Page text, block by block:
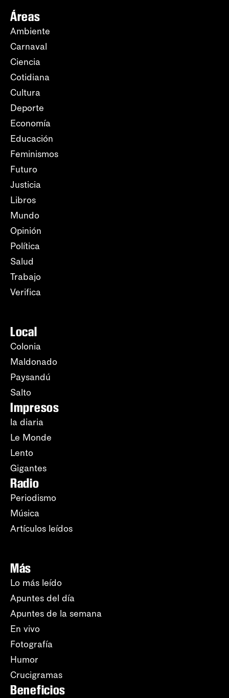
Áreas
Ambiente
Carnaval
Ciencia
Cotidiana
Cultura
Deporte
Economía
Educación
Feminismos
Futuro
Justicia
Libros
Mundo
Opinión
Política
Salud
Trabajo
Verifica
Local
Colonia
Maldonado
Paysandú
Salto
Impresos
la diaria
Le Monde
Lento
Gigantes
Radio
Periodismo
Música
Artículos leídos
Más
Lo más leído
Apuntes del día
Apuntes de la semana
En vivo
Fotografía
Humor
Crucigramas
Beneficios